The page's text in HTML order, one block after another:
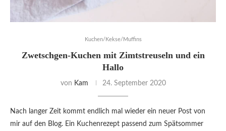
Kuchen/Kekse/Muffins
Zwetschgen-Kuchen mit Zimtstreuseln und ein
Hallo
von Kam 24. September 2020
Nach langer Zeit kommt endlich mal wieder ein neuer Post von
mir auf den Blog. Ein Kuchenrezept passend zum Spätsommer